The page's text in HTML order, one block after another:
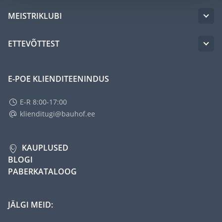
MEISTRIKLUBI
ETTEVÕTTEST
E-POE KLIENDITEENINDUS
E-R 8:00-17:00
klienditugi@bauhof.ee
KAUPLUSED
BLOGI
PABERKATALOOG
JÄLGI MEID: